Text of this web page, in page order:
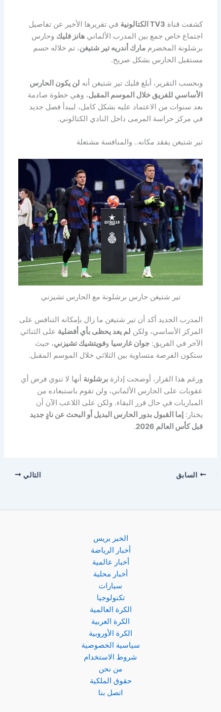
كشفت قناة TV3 الكتالونية
في تقريرها الأخير عن تفاصيل
اجتماع خاص جمع بين المدرب الألمانيهانز فليك وحارس
برشلونة المخضرممارك أندريه تير شتيغن، تم خلاله حسم
مستقبل الحارس بشكل صريح.
وبحسب التقرير، أبلغ فليك تير شتيغن أنه لن يكون الحارس
الأساسي للفريق خلال الموسم المقبل، وهي خطوة صادمة
بعد سنوات من الاعتماد عليه بشكل كامل، ليبدأ فصل جديد
في مركز حراسة المرمى داخل النادي الكتالوني.
تير شتيغن يفقد مكانه.. والمنافسة مشتعلة
تير شتيغن حارس برشلونة مع الحارس تشيزني
المدرب الجديد أكد أن تير شتيغن ما زال بإمكانه التنافس على
المركز الأساسي، ولكن لم يعد يحظى بأي أفضلية على الثنائي
الآخر في الفريق:جوان غارسيا وفويتشيك تشيزني، حيث
ستكون الفرصة متساوية بين الثلاثي خلال الموسم المقبل.
ورغم هذا القرار، أوضحت إدارةبرشلونة أنها لا تنوي فرض أي
عقوبات على الحارس الألماني، ولن تقوم باستبعاده من
المباريات في حال قرر البقاء. ولكن على اللاعب الآن أن
يختار: إما القبول بدور الحارس البديل أو البحث عن نادٍ جديد
قبل كأس العالم 2026
.
السابق التالي
الخبر بريس
أخبار الرياضة
أخبار عالمية
أخبار محلية
سيارات
تكنولوجيا
الكرة العالمية
الكرة العربية
الكرة الأوروبية
سياسية الخصوصية
شروط الاستخدام
من نحن
حقوق الملكية
اتصل بنا